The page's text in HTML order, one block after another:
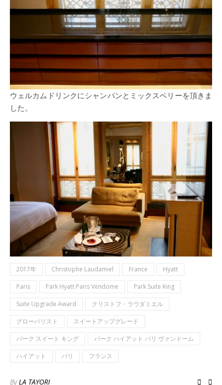
ウェルカムドリンクにシャンパンとミックスベリーを頂きま
した。
2017年 Christophe Laudamiel France Hyatt
Paris Park Hyatt Paris Vendome Park Suite King
Suite Upgrade Award クリストフ・ラウダミエル
グローバリスト スイートアップグレード
パーク スイート キング パーク ハイアット パリ ヴァンドーム
ハイアット パリ フランス
ByLA TAYORI